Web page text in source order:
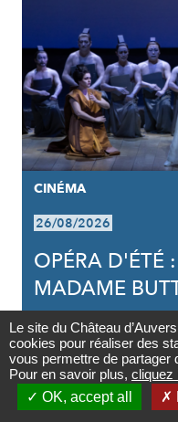
CINÉMA
26/08/2026
OPÉRA D'ÉTÉ
MADAME
Le site du Château
cookies pour réaliser des
vous permettre de partager
Pour en savoir plus, cliquez
OK, accept all